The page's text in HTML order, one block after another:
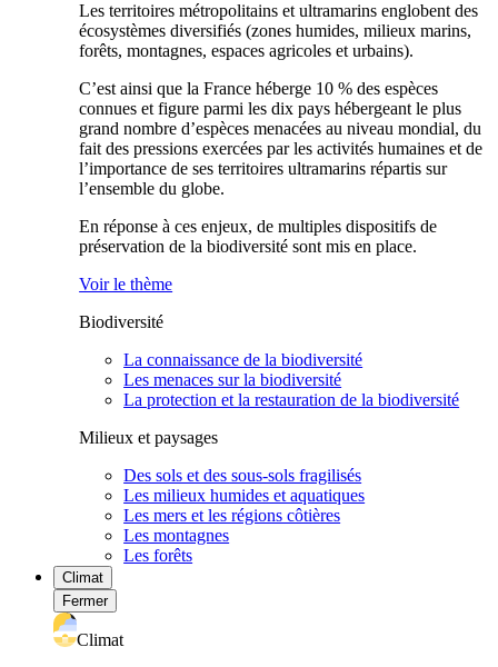
Les territoires métropolitains et ultramarins englobent des
écosystèmes diversifiés (zones humides, milieux marins,
forêts, montagnes, espaces agricoles et urbains).
C’est ainsi que la France héberge 10 % des espèces
connues et figure parmi les dix pays hébergeant le plus
grand nombre d’espèces menacées au niveau mondial, du
fait des pressions exercées par les activités humaines et de
l’importance de ses territoires ultramarins répartis sur
l’ensemble du globe.
En réponse à ces enjeux, de multiples dispositifs de
préservation de la biodiversité sont mis en place.
Voir le thème
Biodiversité
La connaissance de la biodiversité
Les menaces sur la biodiversité
La protection et la restauration de la biodiversité
Milieux et paysages
Des sols et des sous-sols fragilisés
Les milieux humides et aquatiques
Les mers et les régions côtières
Les montagnes
Les forêts
Climat
Fermer
Climat